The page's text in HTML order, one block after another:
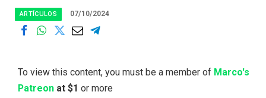
ARTÍCULOS 07/10/2024
To view this content, you must be a member of Marco's
Patreon at $1 or more